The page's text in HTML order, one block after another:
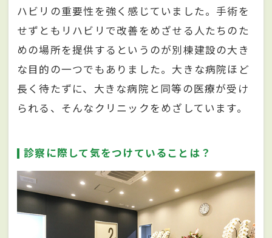
ハビリの重要性を強く感じていました。手術を
せずともリハビリで改善をめざせる人たちのた
めの場所を提供するというのが別棟建設の大き
な目的の一つでもありました。大きな病院ほど
長く待たずに、大きな病院と同等の医療が受け
られる、そんなクリニックをめざしています。
診察に際して気をつけていることは？